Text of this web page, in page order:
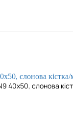
40х50, слонова